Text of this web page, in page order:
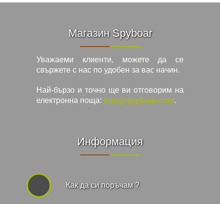
Магазин Spyboar
Уважаеми клиенти, можете да се
свържете с нас по удобен за вас начин.
Най-бързо и точно ще ви отговорим на
електронна поща: info@spyboar.com.
Информация
Как да си поръчам ?